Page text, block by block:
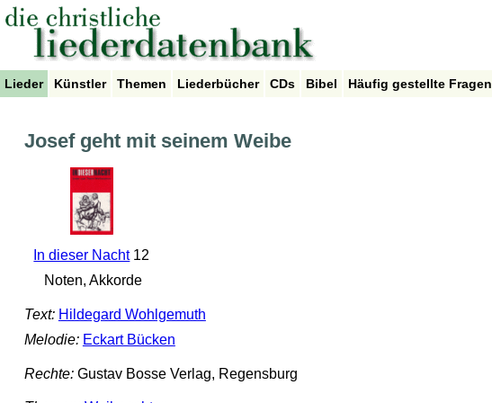
Lieder Künstler Themen Liederbücher CDs Bibel Häufig gestellte Fragen
Josef geht mit seinem Weibe
In dieser Nacht12
Noten, Akkorde
Text: Hildegard Wohlgemuth
Melodie: Eckart Bücken
Rechte:Gustav Bosse Verlag, Regensburg